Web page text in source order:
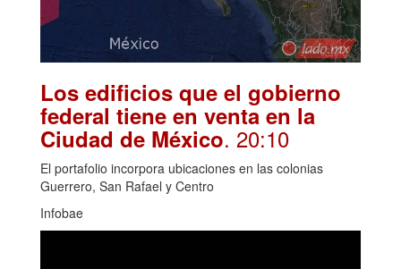
Los edificios que el gobierno
federal tiene en venta en la
Ciudad de México. 20:10
El portafolio incorpora ubicaciones en las colonias
Guerrero, San Rafael y Centro
Infobae